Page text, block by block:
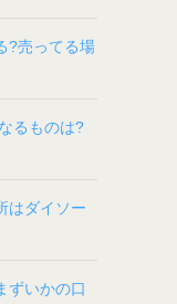
?売ってる場
るものは?
はダイソー
ずいかの口